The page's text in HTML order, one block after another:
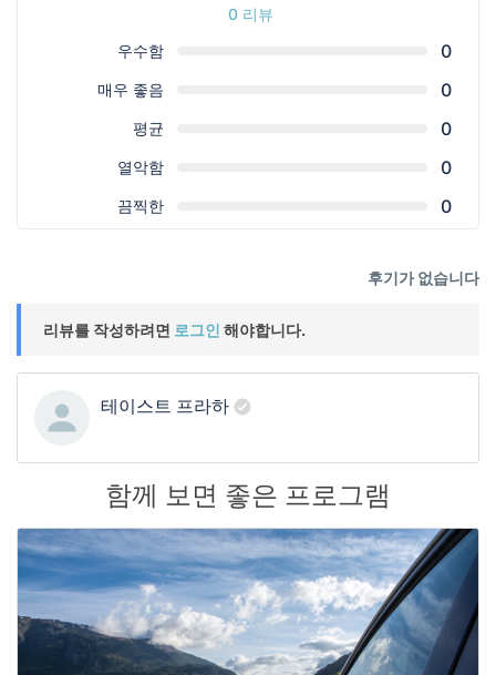
0 리뷰
우수함
0
매우 좋음 0
평균 0
열악함 0
끔찍한 0
후기가 없습니다
리뷰를 작성하려면 로그인 해야합니다.
테이스트 프라하
함께 보면 좋은 프로그램